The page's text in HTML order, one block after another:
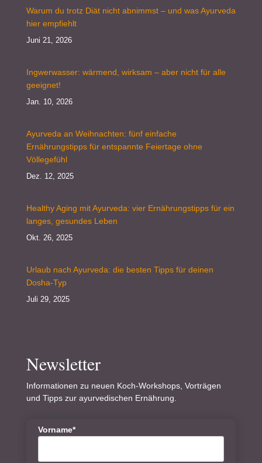
Warum du trotz Diät nicht abnimmst – und was Ayurveda
hier empfiehlt
Juni 21, 2026
Ingwerwasser: wärmend, wirksam – aber nicht für alle
geeignet!
Jan. 10, 2026
Ayurveda an Weihnachten: fünf einfache
Ernährungstipps für entspannte Feiertage ohne
Völlegefühl
Dez. 12, 2025
Healthy Aging mit Ayurveda: vier Ernährungstipps für ein
langes, gesundes Leben
Okt. 26, 2025
Urlaub nach Ayurveda: die besten Tipps für deinen
Dosha-Typ
Juli 29, 2025
Newsletter
Informationen zu neuen Koch-Workshops, Vorträgen
und Tipps zur ayurvedischen Ernährung.
Vorname*